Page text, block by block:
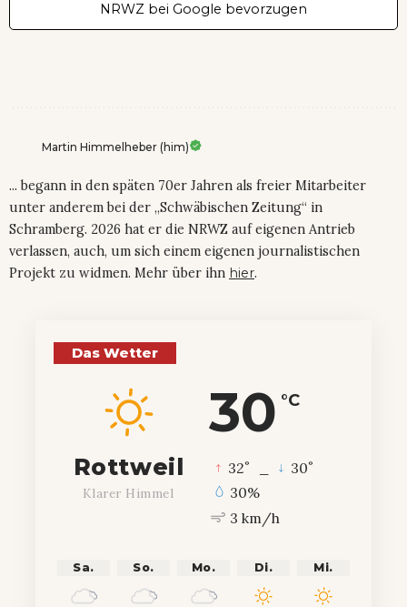
NRWZ bei Google bevorzugen
Martin Himmelheber (him)
... begann in den späten 70er Jahren als freier Mitarbeiter
unter anderem bei der „Schwäbischen Zeitung“ in
Schramberg. 2026 hat er die NRWZ auf eigenen Antrieb
verlassen, auch, um sich einem eigenen journalistischen
Projekt zu widmen. Mehr über ihn hier.
Das Wetter
30 °C
Rottweil
Klarer Himmel
32° 30°
30%
3 km/h
Sa. So. Mo. Di. Mi.